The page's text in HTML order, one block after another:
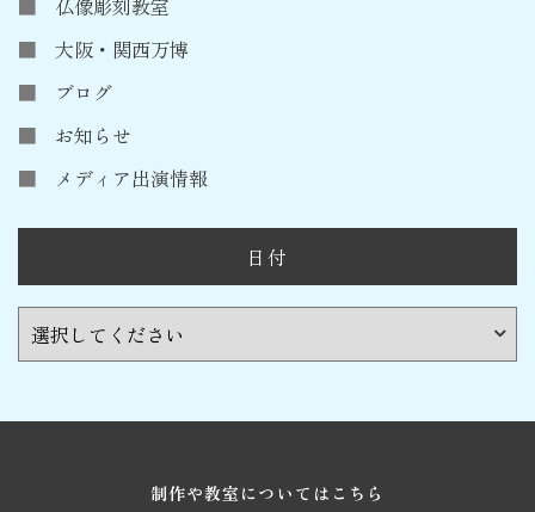
仏像彫刻教室
大阪・関西万博
ブログ
お知らせ
メディア出演情報
日付
制作や教室についてはこちら